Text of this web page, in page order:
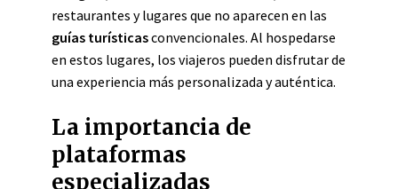
restaurantes y lugares que no aparecen en las
guías turísticasconvencionales. Al hospedarse
en estos lugares, los viajeros pueden disfrutar de
una experiencia más personalizada y auténtica.
La importancia de
plataformas
especializadas